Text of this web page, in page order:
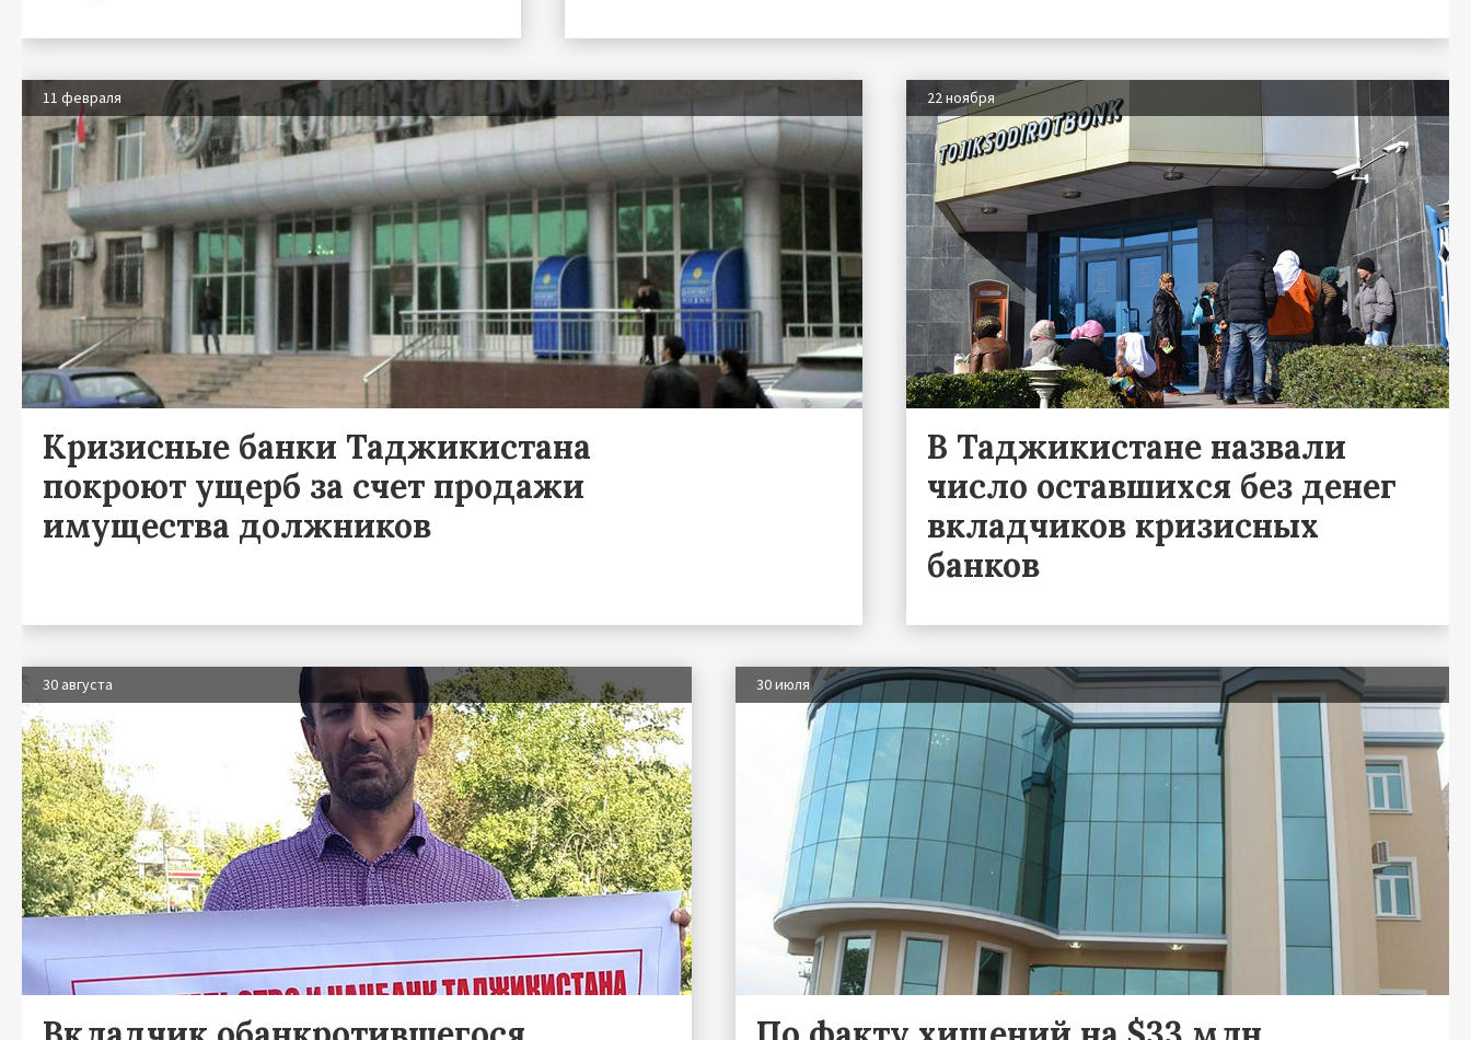
11 февраля
Кризисные банки Таджикистана
покроют ущерб за счет продажи
имущества должников
22 ноября
В Таджикистане назвали
число оставшихся без денег
вкладчиков кризисных
банков
30 августа 30 июля